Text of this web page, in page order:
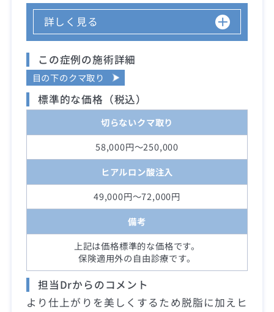
詳しく見る
この症例の施術詳細
目の下のクマ取り
標準的な価格（税込）
切らないクマ取り
58,000円～250,000
ヒアルロン酸注入
49,000円～72,000円
備考
上記は価格標準的な価格です。
保険適用外の自由診療です。
担当Drからのコメント
より仕上がりを美しくするため脱脂に加えヒ